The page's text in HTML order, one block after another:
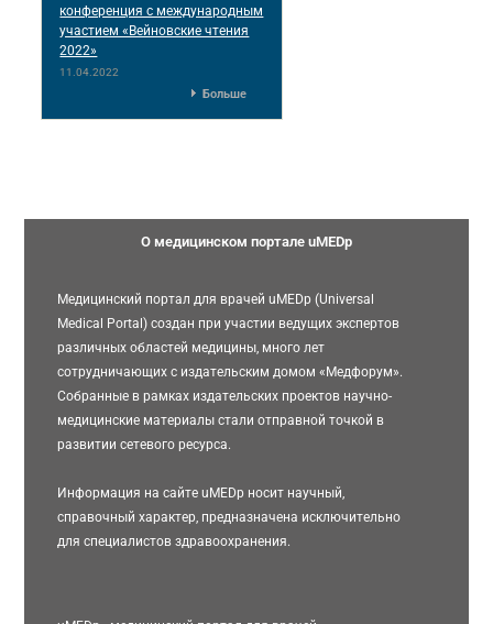
конференция c международным
участием «Вейновские чтения
2022»
11.04.2022
Больше
О медицинском портале uMEDp
Медицинский портал для врачей uMEDp (Universal
Medical Portal) создан при участии ведущих экспертов
различных областей медицины, много лет
сотрудничающих с издательским домом «Медфорум».
Собранные в рамках издательских проектов научно-
медицинские материалы стали отправной точкой в
развитии сетевого ресурса.
Информация на сайте uMEDp носит научный,
справочный характер, предназначена исключительно
для специалистов здравоохранения.